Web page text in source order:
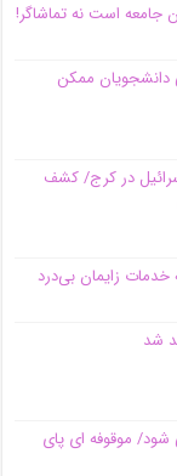
است نه تماشاگر!
دانشجویان ممکن
در کرج/‌ کشف
شد
شود/ موقوفه ای پای